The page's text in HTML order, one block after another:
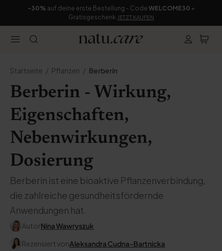
-30% auf deine erste Bestellung - Code WELCOME30 +
Gratisgeschenk JETZT KAUFEN
Startseite Pflanzen Berberin
Berberin - Wirkung,
Eigenschaften,
Nebenwirkungen,
Dosierung
Berberin ist eine bioaktive Pflanzenverbindung,
die zahlreiche gesundheitsfördernde
Anwendungen hat.
AutorNina Wawryszuk
Rezensiert vonAleksandra Cudna-Bartnicka